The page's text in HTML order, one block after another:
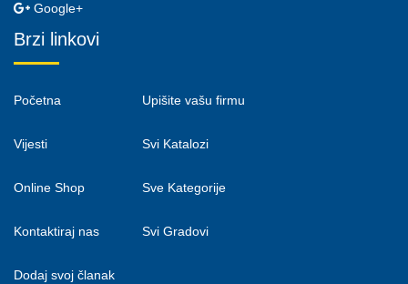
Google+
Brzi linkovi
Početna
Vijesti
Online Shop
Kontaktiraj nas
Dodaj svoj članak
Upišite vašu firmu
Svi Katalozi
Sve Kategorije
Svi Gradovi